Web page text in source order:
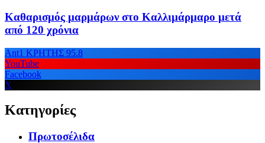
Καθαρισμός μαρμάρων στο Καλλιμάρμαρο μετά
από 120 χρόνια
Ant1 ΚΡΗΤΗΣ 95.8
YouTube
Facebook
X
Κατηγορίες
Πρωτοσέλιδα